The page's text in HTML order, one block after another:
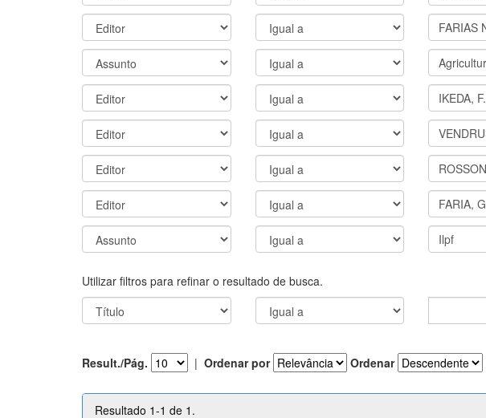
Utilizar filtros para refinar o resultado de busca.
Result./Pág. | Ordenar por Ordenar
Resultado 1-1 de 1.